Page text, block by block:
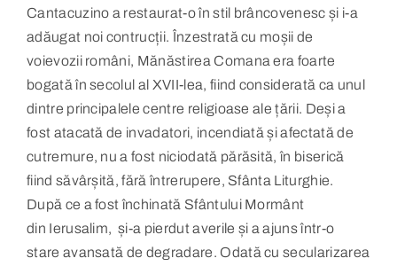
Cantacuzino a restaurat-o în stil brâncovenesc și i-a
adăugat noi contrucții. Înzestrată cu moșii de
voievozii români, Mănăstirea Comana era foarte
bogată în secolul al XVII-lea, fiind considerată ca unul
dintre principalele centre religioase ale țării. Deși a
fost atacată de invadatori, incendiată și afectată de
cutremure, nu a fost niciodată părăsită, în biserică
fiind săvârșită, fără întrerupere, Sfânta Liturghie.
După ce a fost închinată Sfântului Mormânt
din Ierusalim, și-a pierdut averile și a ajuns într-o
stare avansată de degradare. Odată cu secularizarea